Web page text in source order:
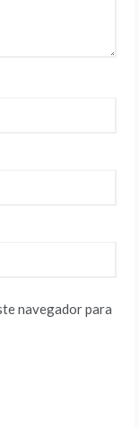
navegador para